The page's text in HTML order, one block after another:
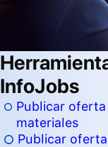
InfoJobs
Publicar
materiales
Publicar